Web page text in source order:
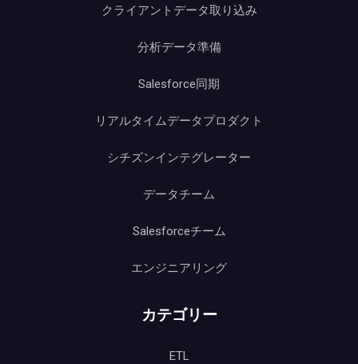
クライアントデータ取り込み
分析データ準備
Salesforce同期
リアルタイムデータプロダクト
シチズンインテグレーター
データチーム
Salesforceチーム
エンジニアリング
カテゴリー
ETL